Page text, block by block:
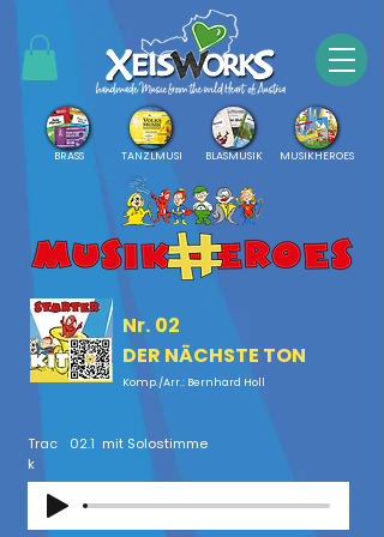
BRASS TANZLMUSI BLASMUSIK MUSIKHEROES
Nr. 02
DER NÄCHSTE TON
Komp./Arr.: Bernhard Holl
Trac
k
02.1 mit Solostimme